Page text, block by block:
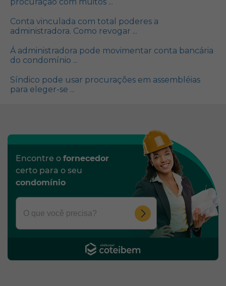
Conta vinculada com total poderes a
administradora. Como revogar ...
Á administradora pode movimentar conta bancária
do condomínio ...
Síndico pode usar procurações em assembléias
para eleger-se ...
Encontre o fornecedor
certo para o seu
condomínio